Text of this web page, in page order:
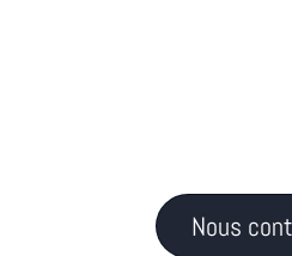
Nous